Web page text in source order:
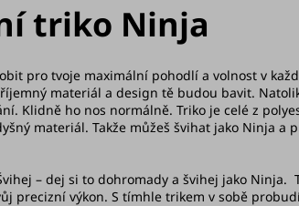
triko Ninja
pro tvoje maximální pohodlí a volnost v
materiál a design tě budou bavit.
Klidně ho nos normálně. Triko je celé z
materiál. Takže můžeš švihat jako Ninja a
– dej si to dohromady a švihej jako Ninja.
precizní výkon. S tímhle trikem v sobě